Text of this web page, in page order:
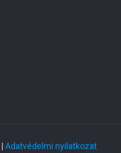
|Adatvédelmi nyilatkozat